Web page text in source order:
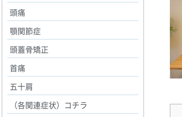
頭痛
顎関節症
頭蓋骨矯正
首痛
五十肩
（各関連症状）コチラ